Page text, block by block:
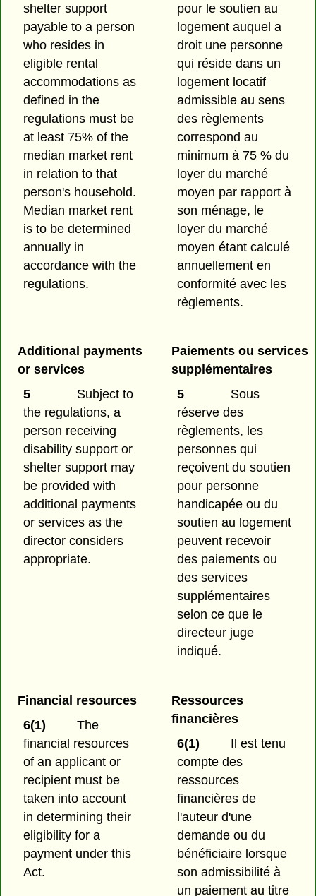
shelter support
payable to a person
who resides in
eligible rental
accommodations as
defined in the
regulations must be
at least 75% of the
median market rent
in relation to that
person's household.
Median market rent
is to be determined
annually in
accordance with the
regulations.
pour le soutien au
logement auquel a
droit une personne
qui réside dans un
logement locatif
admissible au sens
des règlements
correspond au
minimum à 75 % du
loyer du marché
moyen par rapport à
son ménage, le
loyer du marché
moyen étant calculé
annuellement en
conformité avec les
règlements.
Additional payments
or services
5
Subject to
the regulations, a
person receiving
disability support or
shelter support may
be provided with
additional payments
or services as the
director considers
appropriate.
Paiements ou services
supplémentaires
5
Sous
réserve des
règlements, les
personnes qui
reçoivent du soutien
pour personne
handicapée ou du
soutien au logement
peuvent recevoir
des paiements ou
des services
supplémentaires
selon ce que le
directeur juge
indiqué.
Financial resources
6(1)
The
financial resources
of an applicant or
recipient must be
taken into account
in determining their
eligibility for a
payment under this
Act.
Ressources
financières
6(1)
Il est tenu
compte des
ressources
financières de
l'auteur d'une
demande ou du
bénéficiaire lorsque
son admissibilité à
un paiement au titre